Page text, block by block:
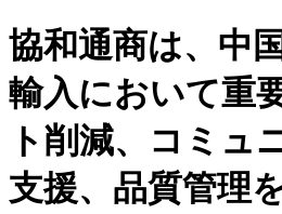
協和通商は、中
輸入において重
ト削減、コミュ
支援、品質管理